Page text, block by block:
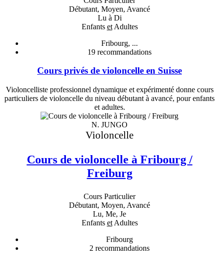
Débutant, Moyen, Avancé
Lu à Di
Enfants etAdultes
Fribourg, ...
19recommandations
Cours privés de violoncelle en Suisse
Violoncelliste professionnel dynamique et expérimenté donne cours
particuliers de violoncelle du niveau débutant à avancé, pour enfants
et adultes.
N. JUNGO
Violoncelle
Cours de violoncelle à Fribourg /
Freiburg
Cours Particulier
Débutant, Moyen, Avancé
Lu, Me, Je
Enfants etAdultes
Fribourg
2 recommandations